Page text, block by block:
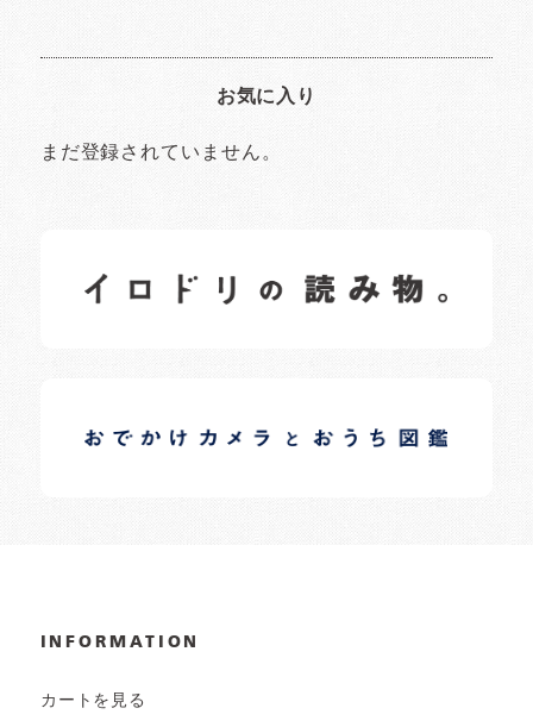
お気に入り
まだ登録されていません。
日常の様子など随時更新中です。
日常の様子など随時更新中です。
INFORMATION
カートを見る